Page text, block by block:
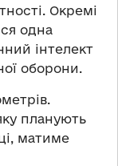
Окремі
одна
інтелект
оборони.
планують
матиме